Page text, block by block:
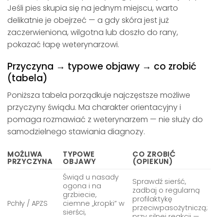
Jeśli pies skupia się na jednym miejscu, warto
delikatnie je obejrzeć — a gdy skóra jest już
zaczerwieniona, wilgotna lub doszło do rany,
pokazać łapę weterynarzowi.
Przyczyna → typowe objawy → co zrobić
(tabela)
Poniższa tabela porządkuje najczęstsze możliwe
przyczyny świądu. Ma charakter orientacyjny i
pomaga rozmawiać z weterynarzem — nie służy do
samodzielnego stawiania diagnozy.
MOŻLIWA
PRZYCZYNA
TYPOWE
OBJAWY
CO ZROBIĆ
(OPIEKUN)
Pchły / APZS
Świąd u nasady
ogona i na
grzbiecie,
ciemne „kropki” w
sierści,
Sprawdź sierść,
zadbaj o regularną
profilaktykę
przeciwpasożytniczą;